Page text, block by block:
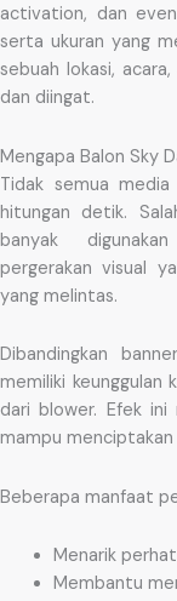
activation, dan
serta ukuran yang
sebuah lokasi,
dan diingat.
Mengapa Balon Sky
Tidak semua
hitungan detik.
banyak
pergerakan visual
yang melintas.
Dibandingkan
memiliki keunggulan
dari blower. Efek
mampu menciptakan
Beberapa manfaat
Menarik
Membantu